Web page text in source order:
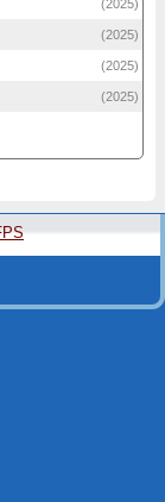
(2025)
(2025)
(2025)
(2025)